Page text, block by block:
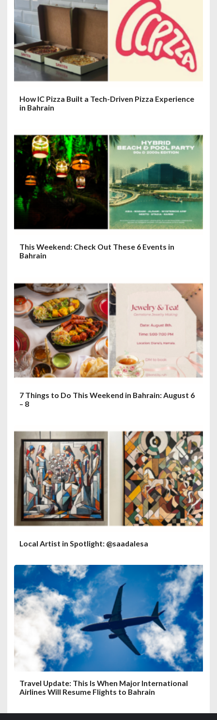
n
How IC Pizza Built a Tech-Driven Pizza Experience
in Bahrain
This Weekend: Check Out These 6 Events in
Bahrain
7 Things to Do This Weekend in Bahrain: August 6
– 8
Local Artist in Spotlight: @saadalesa
Travel Update: This Is When Major International
Airlines Will Resume Flights to Bahrain